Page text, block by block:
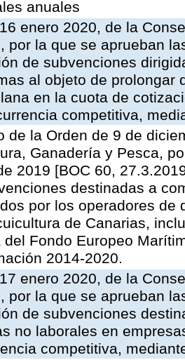
anuales
enero 2020, de la
por la que se aprueban
de subvenciones
al objeto de prolongar
en la cuota de
competitiva,
de la Orden de 9 de
Ganadería y Pesca,
2019 [BOC 60,
destinadas a
por los operadores de
de Canarias,
del Fondo Europeo
2014-2020.
enero 2020, de la
por la que se aprueban
de subvenciones
no laborales en
competitiva,